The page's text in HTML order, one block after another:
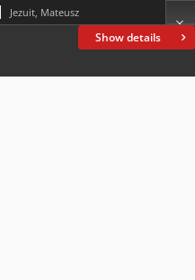
Show details
Jezuit, Mateusz